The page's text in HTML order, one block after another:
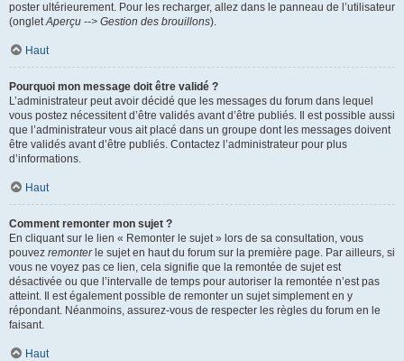
poster ultérieurement. Pour les recharger, allez dans le panneau de l’utilisateur
(ongletAperçu --> Gestion des brouillons).
Haut
Pourquoi mon message doit être validé ?
L’administrateur peut avoir décidé que les messages du forum dans lequel
vous postez nécessitent d’être validés avant d’être publiés. Il est possible aussi
que l’administrateur vous ait placé dans un groupe dont les messages doivent
être validés avant d’être publiés. Contactez l’administrateur pour plus
d’informations.
Haut
Comment remonter mon sujet ?
En cliquant sur le lien « Remonter le sujet » lors de sa consultation, vous
pouvez remonterle sujet en haut du forum sur la première page. Par ailleurs, si
vous ne voyez pas ce lien, cela signifie que la remontée de sujet est
désactivée ou que l’intervalle de temps pour autoriser la remontée n’est pas
atteint. Il est également possible de remonter un sujet simplement en y
répondant. Néanmoins, assurez-vous de respecter les règles du forum en le
faisant.
Haut